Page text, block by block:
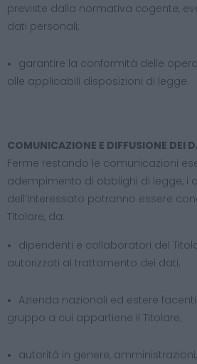
previste dalla normativa cogente,
dati personali;
garantire la conformità delle
alle applicabili disposizioni di legge.
COMUNICAZIONE E DIFFUSIONE DEI
Ferme restando le comunicazioni
adempimento di obblighi di legge, i
dell’Interessato potranno essere
Titolare, da:
dipendenti e collaboratori del
autorizzati al trattamento dei dati;
Azienda nazionali ed estere
gruppo a cui appartiene il Titolare;
autorità in genere,